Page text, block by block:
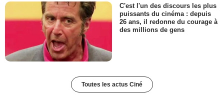
C'est l'un des discours les plus
puissants du cinéma : depuis
26 ans, il redonne du courage à
des millions de gens
Toutes les actus Ciné